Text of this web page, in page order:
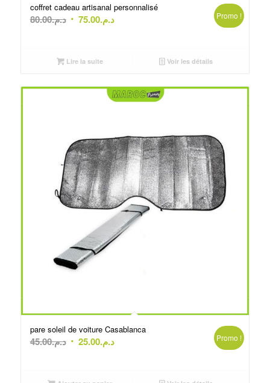
coffret cadeau artisanal personnalisé
د.م.80.00
Le
était :
د.م.75.00
Le
Promo !
Lire la suite Voir les détails
pare soleil de voiture Casablanca
د.م.45.00
Le
د.م.25.00
Le
Promo !